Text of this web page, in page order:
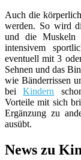
Auch die
werden. So wird
und die Muskeln
intensivem
eventuell mit 3
Sehnen und das
wie Bänderrissen
beiKindern
Vorteile mit sich
Ergänzung zu
ausübt.
News zu